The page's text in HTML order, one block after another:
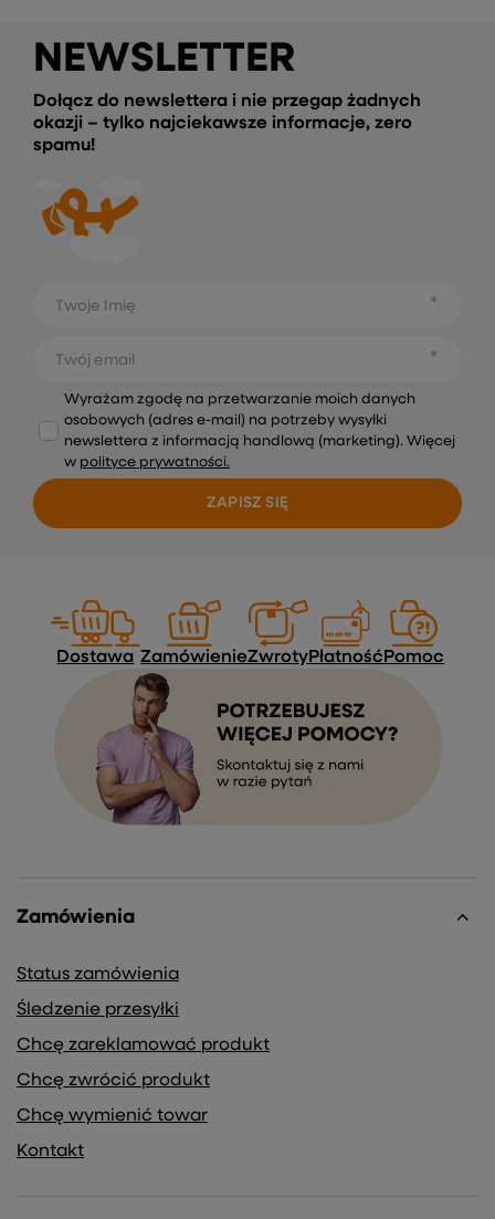
NEWSLETTER
Dołącz do newslettera i nie przegap żadnych
okazji – tylko najciekawsze informacje, zero
spamu!
Twoje Imię
Twój email
Wyrażam zgodę na przetwarzanie moich danych
osobowych (adres e-mail) na potrzeby wysyłki
newslettera z informacją handlową (marketing). Więcej
w polityce prywatności.
ZAPISZ SIĘ
Dostawa ZamówienieZwrotyPłatność Pomoc
Zamówienia
Status zamówienia
Śledzenie przesyłki
Chcę zareklamować produkt
Chcę zwrócić produkt
Chcę wymienić towar
Kontakt